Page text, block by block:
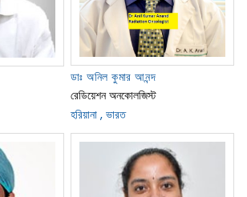
ডাঃ অনিল কুমার আনন্দ
রেডিয়েশন অনকোলজিস্ট
হরিয়ানা , ভারত